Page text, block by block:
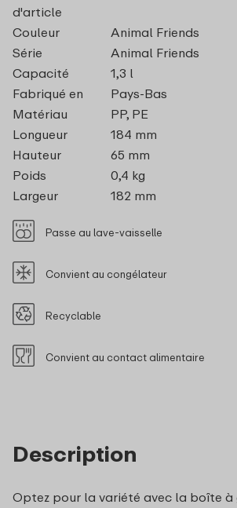
Description
Optez pour la variété avec la boîte à
d'article
Couleur
Animal Friends
Série
Animal Friends
Capacité
1,3 l
Fabriqué en
Pays-Bas
Matériau
PP, PE
Longueur
184 mm
Hauteur
65 mm
Poids
0,4 kg
Largeur
182 mm
Passe au lave-vaisselle
Convient au congélateur
Recyclable
Convient au contact alimentaire